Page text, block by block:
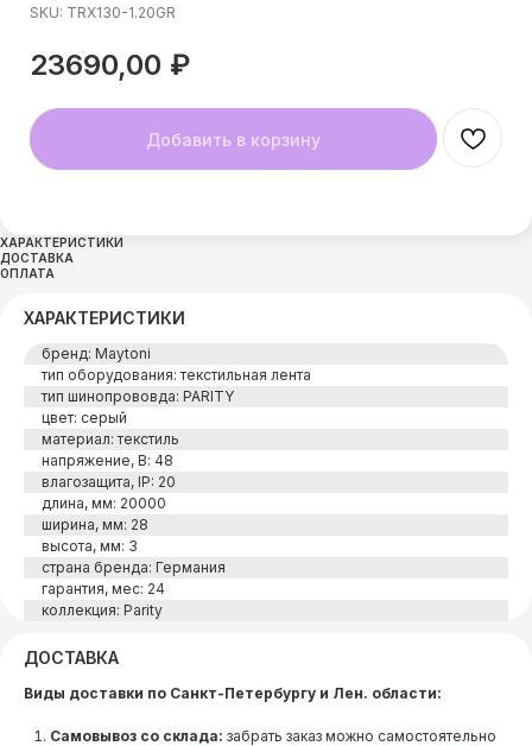
SKU: TRX130-1.20GR
23690,00 ₽
Добавить в корзину
ХАРАКТЕРИСТИКИ
ДОСТАВКА
ОПЛАТА
ХАРАКТЕРИСТИКИ
бренд: Maytoni
тип оборудования: текстильная лента
тип шинопрововда: PARITY
цвет: серый
материал: текстиль
напряжение, В: 48
влагозащита, IP: 20
длина, мм: 20000
ширина, мм: 28
высота, мм: 3
страна бренда: Германия
гарантия, мес: 24
коллекция: Parity
ДОСТАВКА
Виды доставки по Санкт-Петербургу и Лен. области:
Самовывоз со склада: забрать заказ можно самостоятельно